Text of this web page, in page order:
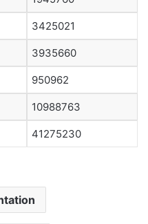
3425021
3935660
950962
10988763
41275230